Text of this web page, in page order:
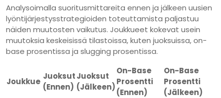
Analysoimalla suoritusmittareita ennen ja jälkeen uusien
lyöntijärjestysstrategioiden toteuttamista paljastuu
näiden muutosten vaikutus. Joukkueet kokevat usein
muutoksia keskeisissä tilastoissa, kuten juoksuissa, on-
base prosentissa ja slugging prosentissa.
Joukkue
Juoksut
(Ennen)
Juoksut
(Jälkeen)
On-Base
Prosentti
(Ennen)
On-Base
Prosentti
(Jälkeen)